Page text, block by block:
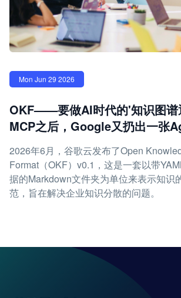
Mon Jun 29 2026
OKF——要做AI时代的'知识图
MCP之后，Google又扔出一张
2026年6月，谷歌云发布了Open
Format（OKF）v0.1，这是一套以带
据的Markdown文件夹为单位来表示知识
范，旨在解决企业知识分散的问题。